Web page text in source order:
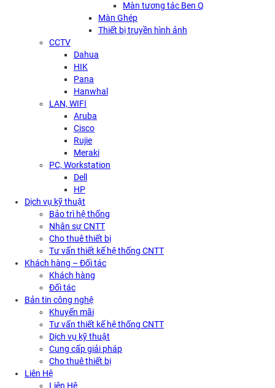
Màn tương tác Ben Q
Màn Ghép
Thiết bị truyền hình ảnh
CCTV
Dahua
HIK
Pana
Hanwhal
LAN, WIFI
Aruba
Cisco
Rujie
Meraki
PC, Workstation
Dell
HP
Dịch vụ kỹ thuật
Bảo trì hệ thống
Nhân sự CNTT
Cho thuê thiết bị
Tư vấn thiết kế hệ thống CNTT
Khách hàng – Đối tác
Khách hàng
Đối tác
Bản tin công nghệ
Khuyến mãi
Tư vấn thiết kế hệ thống CNTT
Dịch vụ kỹ thuật
Cung cấp giải pháp
Cho thuê thiết bị
Liên Hệ
Liên Hệ